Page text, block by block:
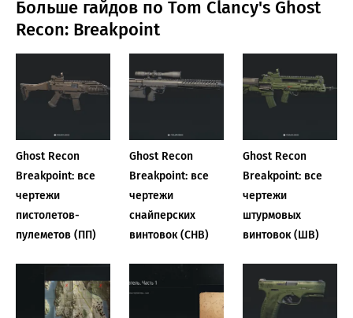
Больше гайдов по Tom Clancy's Ghost
Recon: Breakpoint
Ghost Recon
Breakpoint: все
чертежи
пистолетов-
пулеметов (ПП)
Ghost Recon
Breakpoint: все
чертежи
снайперских
винтовок (СНВ)
Ghost Recon
Breakpoint: все
чертежи
штурмовых
винтовок (ШВ)